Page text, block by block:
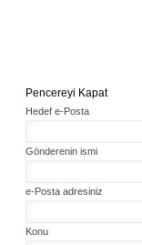
Pencereyi Kapat
Hedef e-Posta
Gönderenin ismi
e-Posta adresiniz
Konu